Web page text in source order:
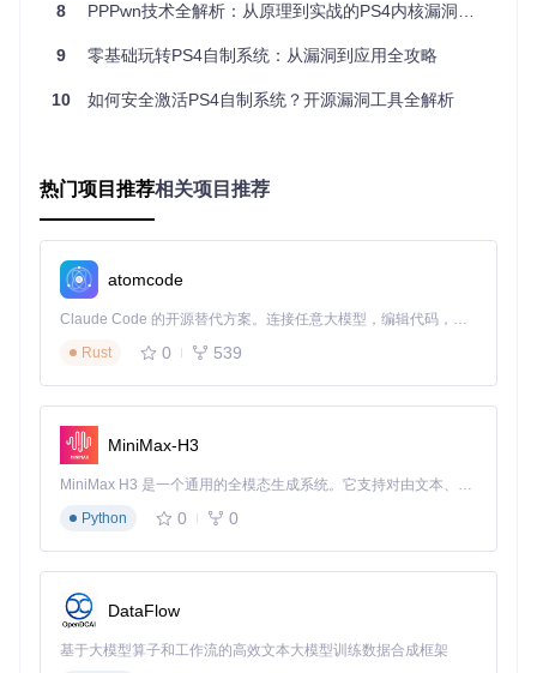
编译定制载荷
针对9.00版本固件编译载荷（请根据你的PS4固件版本调
make -C stage1 clean FW=900 && make -C stage1 FW=900
注意：编译过程中需要gcc编译器支持，如果遇到编译错
误，请检查开发工具链是否完整安装。
实战操作：一步步实现漏洞利用
确保电脑未连接其他网络，避免网络冲突
PS4网络设置
进入"设置" → "网络"菜单
选择"设定互联网连接"，然后选择"使用LAN连接线"
DNS设置保持"自动"，MTU设置选择"自动"
代理服务器选择"不使用"
执行漏洞利用
8 PPPwn技术全解析：从原理到实战的PS4内核漏洞利用指南
9 零基础玩转PS4自制系统：从漏洞到应用全攻略
10 如何安全激活PS4自制系统？开源漏洞工具全解析
热门项目推荐相关项目推荐
atomcode
Claude Code 的开源替代方案。连接任意大模型，编辑代码，运行命令，自动验证 — 全自动执行。用 Rust 构建，极致性能。 ｜ An open-source alternative to Claude Code. Connect any LLM, edit code, run commands, and verify changes — autonomously. Built in Rust for speed. Get Started
Rust
0 539
MiniMax-H3
MiniMax H3 是一个通用的全模态生成系统。它支持对由文本、图像、视频和音频组成的多模态上下文进行统一理解，并能生成分辨率高达 2K、时长可达 15 秒的带原生立体声音频的视频。得益于面向任务泛化的系统设计，H3 在预训练阶段就已具备广泛的多模态上下文理解与生成能力，能够出色地执行复杂的多模态指令。
Python
0 0
DataFlow
基于大模型算子和工作流的高效文本大模型训练数据合成框架